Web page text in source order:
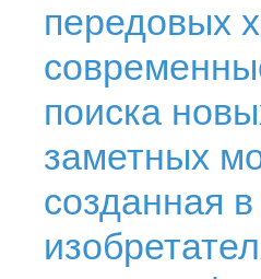
передовых
поиска
заметных
созданная